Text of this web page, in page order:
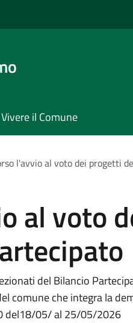
Vivere il Comune
l'avvio al voto dei progetti
al voto
del Bilancio
comune che integra la
del18/05/ al 25/05/2026